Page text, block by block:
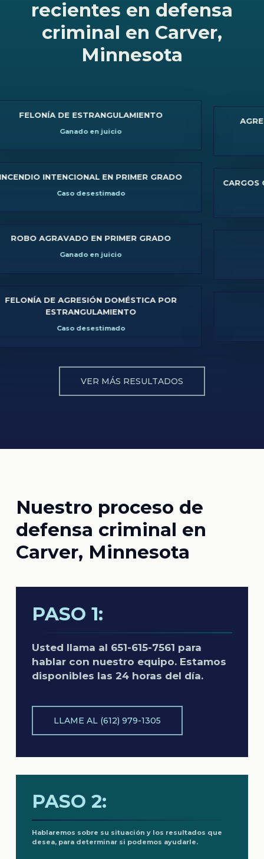
recientes en defensa
criminal en Carver,
Minnesota
DE ESTRANGULAMIENTO
Ganado en juicio
INTENCIONAL EN PRIMER GRADO
Caso desestimado
AGRAVADO EN PRIMER GRADO
Ganado en juicio
DE AGRESIÓN DOMÉSTICA POR
ESTRANGULAMIENTO
Caso desestimado
AGRESIÓN
CARGOS
VER MÁS RESULTADOS
Nuestro proceso de
defensa criminal en
Carver, Minnesota
PASO 1:
Usted llama al 651-615-7561 para
hablar con nuestro equipo. Estamos
disponibles las 24 horas del día.
LLAME AL (612) 979-1305
PASO 2:
Hablaremos sobre su situación y los resultados que
desea, para determinar si podemos ayudarle.